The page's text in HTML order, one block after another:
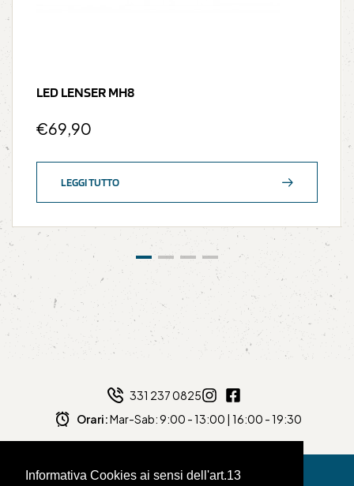
Informativa Cookies ai sensi dell'art.13
LED LENSER MH8
€69,90
LEGGI TUTTO
331 237 0825
Orari:Mar-Sab: 9:00 - 13:00 | 16:00 - 19:30